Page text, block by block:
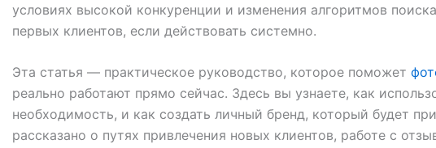
условиях высокой конкуренции и изменения алгоритмов
первых клиентов, если действовать системно.
Эта статья — практическое руководство, которое поможет
реально работают прямо сейчас. Здесь вы узнаете, как
необходимость, и как создать личный бренд, который будет
рассказано о путях привлечения новых клиентов, работе с